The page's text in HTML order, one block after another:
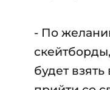
- По
будет